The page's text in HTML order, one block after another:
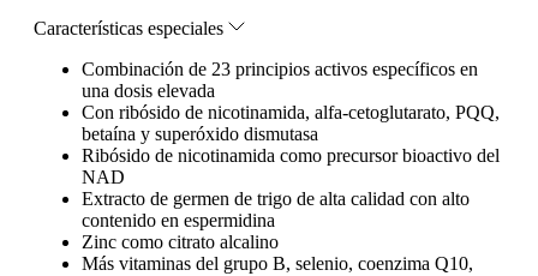
Características especiales
Combinación de 23 principios activos específicos en
una dosis elevada
Con ribósido de nicotinamida, alfa-cetoglutarato, PQQ,
betaína y superóxido dismutasa
Ribósido de nicotinamida como precursor bioactivo del
NAD
Extracto de germen de trigo de alta calidad con alto
contenido en espermidina
Zinc como citrato alcalino
Más vitaminas del grupo B, selenio, coenzima Q10,